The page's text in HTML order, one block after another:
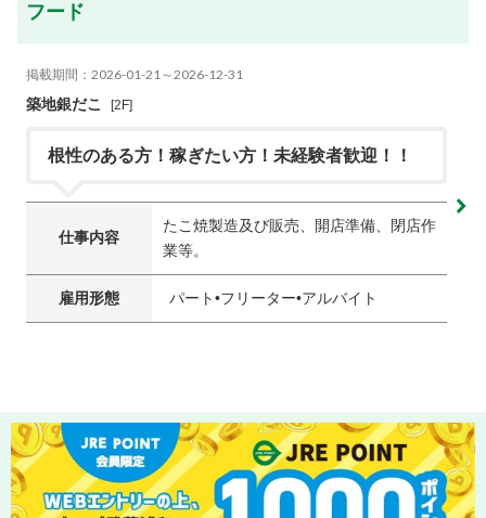
フード
掲載期間：2026-01-21～2026-12-31
築地銀だこ [2F]
根性のある方！稼ぎたい方！未経験者歓迎！！
仕事内容
たこ焼製造及び販売、開店準備、閉店作
業等。
雇用形態 パート•フリーター•アルバイト